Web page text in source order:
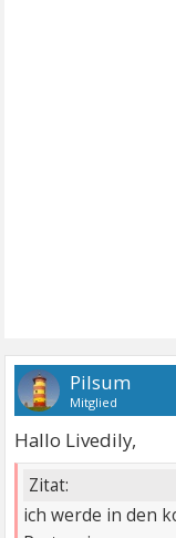
Pilsum
Mitglied
Hallo Livedily,
Zitat:
ich werde in den